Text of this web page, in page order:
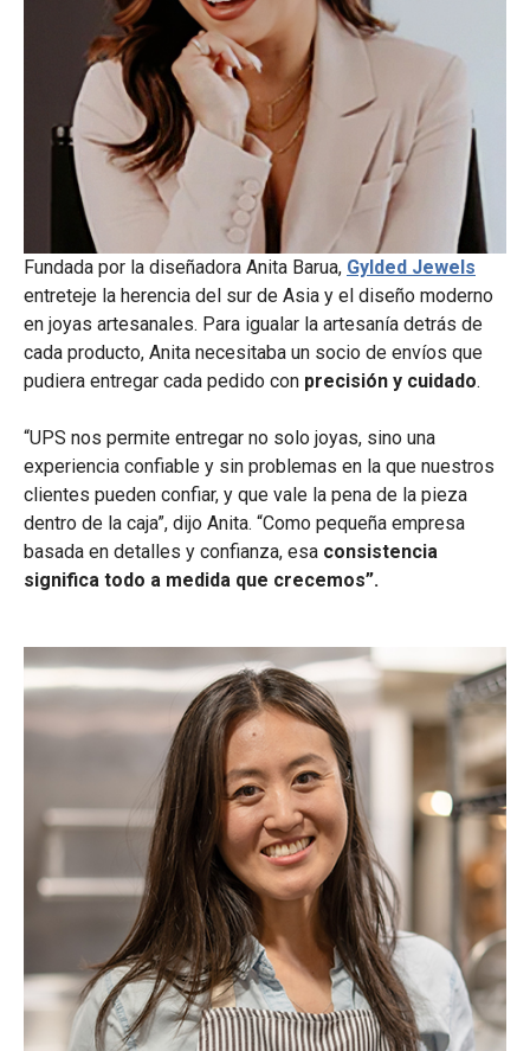
Fundada por la diseñadora Anita Barua, Gylded Jewels
entreteje la herencia del sur de Asia y el diseño moderno
en joyas artesanales. Para igualar la artesanía detrás de
cada producto, Anita necesitaba un socio de envíos que
pudiera entregar cada pedido con precisión y cuidado.
“UPS nos permite entregar no solo joyas, sino una
experiencia confiable y sin problemas en la que nuestros
clientes pueden confiar, y que vale la pena de la pieza
dentro de la caja”, dijo Anita. “Como pequeña empresa
basada en detalles y confianza, esa consistencia
significa todo a medida que crecemos”.